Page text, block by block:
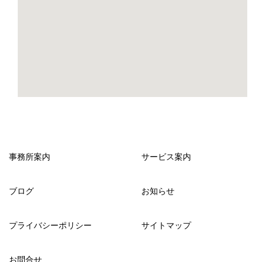
事務所案内 サービス案内
ブログ お知らせ
プライバシーポリシー サイトマップ
お問合せ